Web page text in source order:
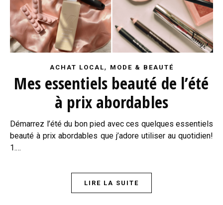
ACHAT LOCAL, MODE & BEAUTÉ
Mes essentiels beauté de l’été
à prix abordables
Démarrez l’été du bon pied avec ces quelques essentiels
beauté à prix abordables que j’adore utiliser au quotidien!
1.…
LIRE LA SUITE